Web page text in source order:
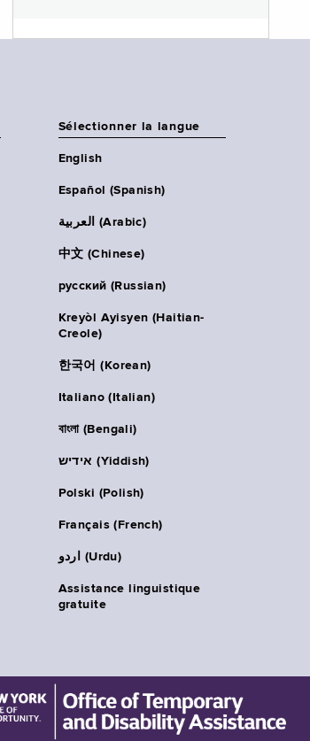
Sélectionner la langue
English
Español (Spanish)
العربية (Arabic)
中文 (Chinese)
русский (Russian)
Kreyòl Ayisyen (Haitian-
Creole)
한국어 (Korean)
Italiano (Italian)
বাংলা (Bengali)
אידיש (Yiddish)
Polski (Polish)
Français (French)
اردو (Urdu)
Assistance linguistique
gratuite